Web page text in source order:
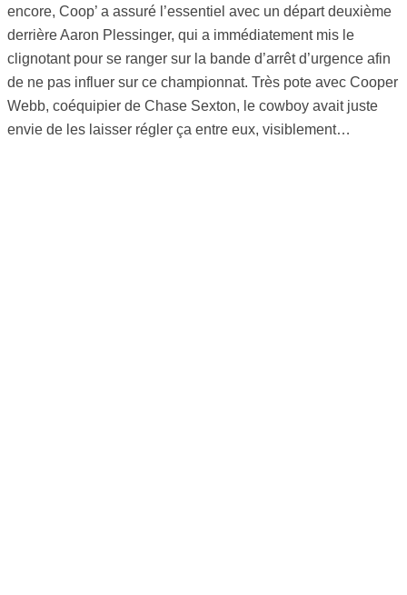
encore, Coop’ a assuré l’essentiel avec un départ deuxième
derrière Aaron Plessinger, qui a immédiatement mis le
clignotant pour se ranger sur la bande d’arrêt d’urgence afin
de ne pas influer sur ce championnat. Très pote avec Cooper
Webb, coéquipier de Chase Sexton, le cowboy avait juste
envie de les laisser régler ça entre eux, visiblement…